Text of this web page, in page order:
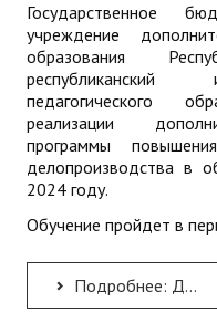
Государственное
учреждение
образования
республиканский
педагогического
реализации
программы
делопроизводства в
2024 году.
Обучение пройдет в
Подробнее: ДПП ПК "Организация делопроизводства в образовательной организации"